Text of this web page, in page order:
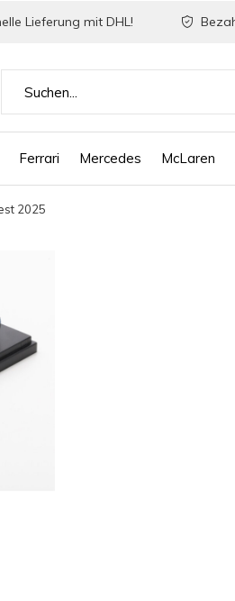
Ferrari Mercedes McLaren
Lieferung mit DHL!
2025